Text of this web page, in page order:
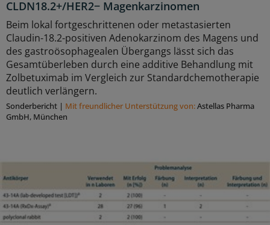
CLDN18.2+/HER2− Magenkarzinomen
Beim lokal fortgeschrittenen oder metastasierten
Claudin-18.2-positiven Adenokarzinom des Magens und
des gastroösophagealen Übergangs lässt sich das
Gesamtüberleben durch eine additive Behandlung mit
Zolbetuximab im Vergleich zur Standardchemotherapie
deutlich verlängern.
Sonderbericht | Mit freundlicher Unterstützung von:Astellas Pharma
GmbH, München